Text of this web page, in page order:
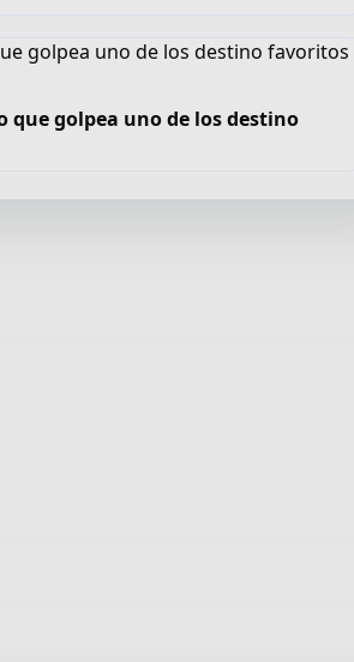
golpea uno de los destino